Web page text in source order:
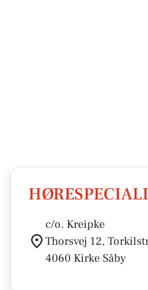
c/o. Kreipke
Thorsvej 12,
4060 Kirke Såby